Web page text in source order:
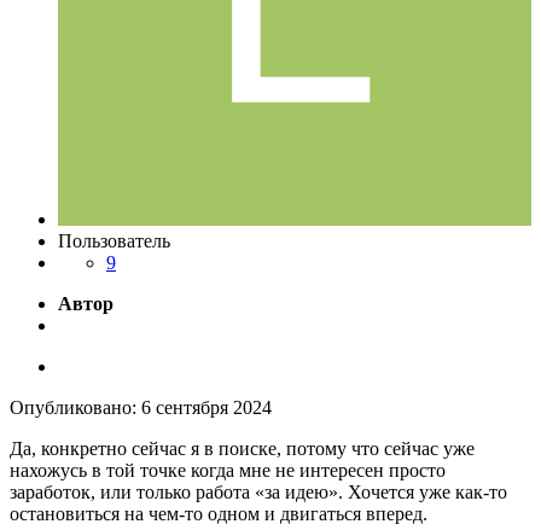
Пользователь
9
Автор
Опубликовано: 6 сентября 2024
Да, конкретно сейчас я в поиске, потому что сейчас уже
нахожусь в той точке когда мне не интересен просто
заработок, или только работа «за идею». Хочется уже как-то
остановиться на чем-то одном и двигаться вперед.